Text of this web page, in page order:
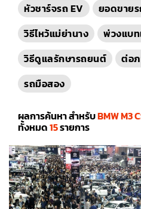
หัวชาร์จรถ EV
ยอดขาย
วิธีไหว้แม่ย่านาง
พ่วงแบท
วิธีดูแลรักษารถยนต์
ต่อ
รถมือสอง
ผลการค้นหา สำหรับBMW M3
ทั้งหมด15รายการ